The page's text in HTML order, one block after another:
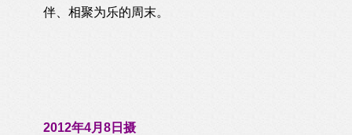
伴、相聚为乐的周末。
2012年4月8日摄